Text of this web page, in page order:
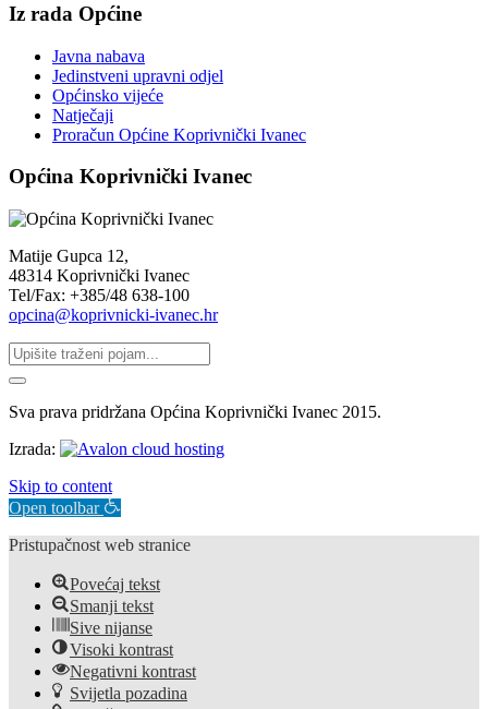
Iz rada Općine
Javna nabava
Jedinstveni upravni odjel
Općinsko vijeće
Natječaji
Proračun Općine Koprivnički Ivanec
Općina Koprivnički Ivanec
Matije Gupca 12,
48314 Koprivnički Ivanec
Tel/Fax: +385/48 638-100
opcina@koprivnicki-ivanec.hr
Sva prava pridržana Općina Koprivnički Ivanec 2015.
Izrada:
Skip to content
Open toolbar
Pristupačnost web stranice
Povećaj tekst
Smanji tekst
Sive nijanse
Visoki kontrast
Negativni kontrast
Svijetla pozadina